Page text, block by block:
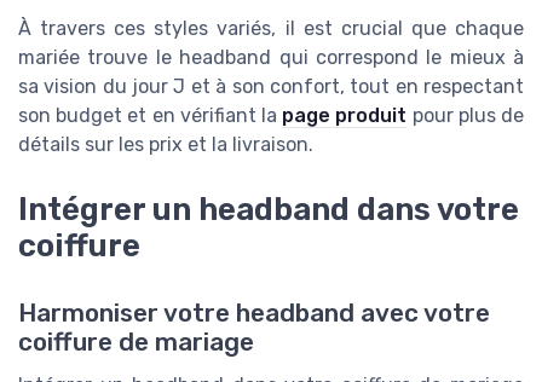
À travers ces styles variés, il est crucial que chaque
mariée trouve le headband qui correspond le mieux à
sa vision du jour J et à son confort, tout en respectant
son budget et en vérifiant la page produit pour plus de
détails sur les prix et la livraison.
Intégrer un headband dans votre
coiffure
Harmoniser votre headband avec votre
coiffure de mariage